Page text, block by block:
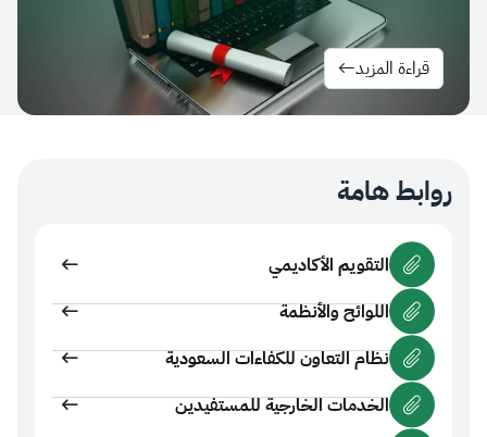
المزيد
هامة
التقويم الأكاديمي
اللوائح والأنظمة
نظام التعاون للكفاءات السعودية
الخدمات الخارجية للمستفيدين